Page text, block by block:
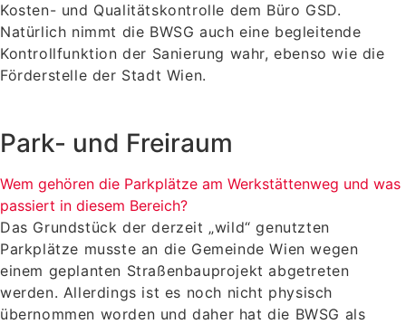
Kosten- und Qualitätskontrolle dem Büro GSD.
Natürlich nimmt die BWSG auch eine begleitende
Kontrollfunktion der Sanierung wahr, ebenso wie die
Förderstelle der Stadt Wien.
Park- und Freiraum
Wem gehören die Parkplätze am Werkstättenweg und was
passiert in diesem Bereich?
Das Grundstück der derzeit „wild“ genutzten
Parkplätze musste an die Gemeinde Wien wegen
einem geplanten Straßenbauprojekt abgetreten
werden. Allerdings ist es noch nicht physisch
übernommen worden und daher hat die BWSG als